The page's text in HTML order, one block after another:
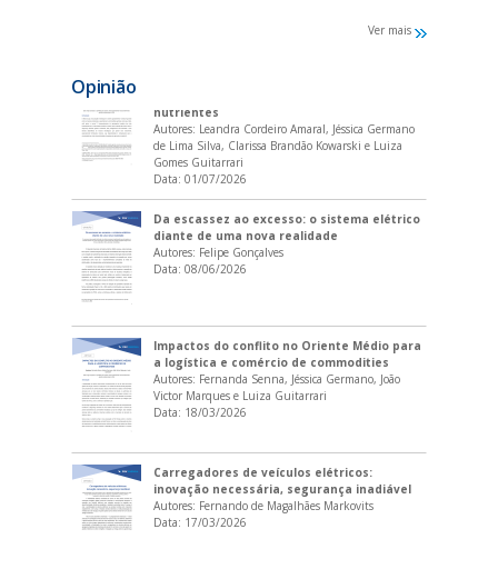
Ver mais
Opinião
de Lima Silva, Clarissa Brandão Kowarski e Luiza
Gomes Guitarrari
Data:01/07/2026
diante de uma nova realidade
Autores: Felipe Gonçalves
Data: 08/06/2026
a logística e comércio de commodities
Autores: Fernanda Senna, Jéssica Germano, João
Victor Marques e Luiza Guitarrari
Data:18/03/2026
inovação necessária, segurança inadiável
Autores: Fernando de Magalhães Markovits
Data:17/03/2026